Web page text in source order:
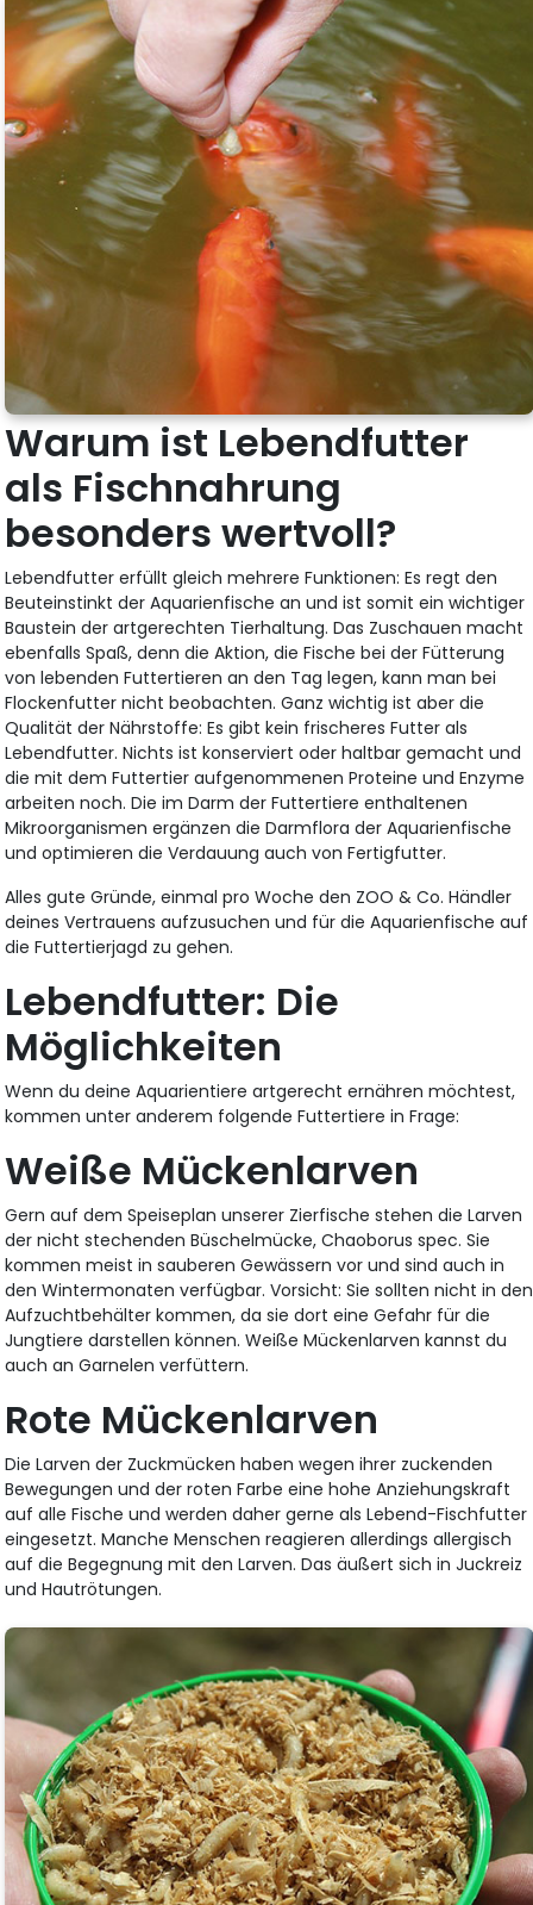
Warum ist Lebendfutter
als Fischnahrung
besonders wertvoll?
Lebendfutter erfüllt gleich mehrere Funktionen: Es regt den
Beuteinstinkt der Aquarienfische an und ist somit ein wichtiger
Baustein der artgerechten Tierhaltung. Das Zuschauen macht
ebenfalls Spaß, denn die Aktion, die Fische bei der Fütterung
von lebenden Futtertieren an den Tag legen, kann man bei
Flockenfutter nicht beobachten. Ganz wichtig ist aber die
Qualität der Nährstoffe: Es gibt kein frischeres Futter als
Lebendfutter. Nichts ist konserviert oder haltbar gemacht und
die mit dem Futtertier aufgenommenen Proteine und Enzyme
arbeiten noch. Die im Darm der Futtertiere enthaltenen
Mikroorganismen ergänzen die Darmflora der Aquarienfische
und optimieren die Verdauung auch von Fertigfutter.
Alles gute Gründe, einmal pro Woche den ZOO & Co. Händler
deines Vertrauens aufzusuchen und für die Aquarienfische auf
die Futtertierjagd zu gehen.
Lebendfutter: Die
Möglichkeiten
Wenn du deine Aquarientiere artgerecht ernähren möchtest,
kommen unter anderem folgende Futtertiere in Frage:
Weiße Mückenlarven
Gern auf dem Speiseplan unserer Zierfische stehen die Larven
der nicht stechenden Büschelmücke, Chaoborus spec. Sie
kommen meist in sauberen Gewässern vor und sind auch in
den Wintermonaten verfügbar. Vorsicht: Sie sollten nicht in den
Aufzuchtbehälter kommen, da sie dort eine Gefahr für die
Jungtiere darstellen können. Weiße Mückenlarven kannst du
auch an Garnelen verfüttern.
Rote Mückenlarven
Die Larven der Zuckmücken haben wegen ihrer zuckenden
Bewegungen und der roten Farbe eine hohe Anziehungskraft
auf alle Fische und werden daher gerne als Lebend-Fischfutter
eingesetzt. Manche Menschen reagieren allerdings allergisch
auf die Begegnung mit den Larven. Das äußert sich in Juckreiz
und Hautrötungen.